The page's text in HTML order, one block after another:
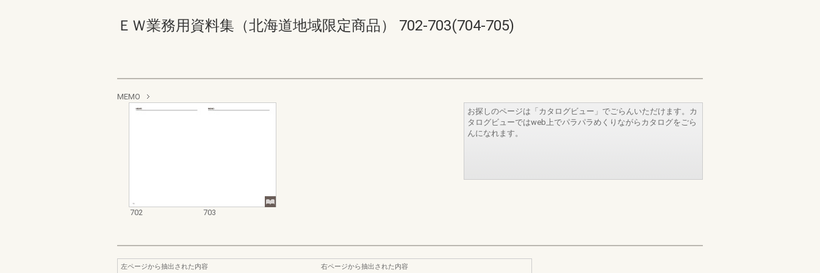
ＥＷ業務用資料集（北海道地域限定商品） 702-703(704-705)
MEMO
702 703
お探しのページは「カタログビュー」でごらんいただけます。カ
タログビューではweb上でパラパラめくりながらカタログをごら
んになれます。
左ページから抽出された内容
右ページから抽出された内容